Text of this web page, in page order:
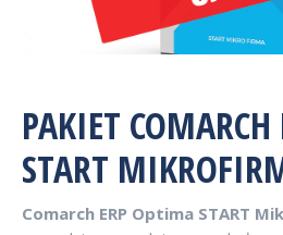
PAKIET
START
Comarch ERP Optima START